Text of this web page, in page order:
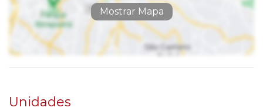
Mostrar Mapa
Unidades